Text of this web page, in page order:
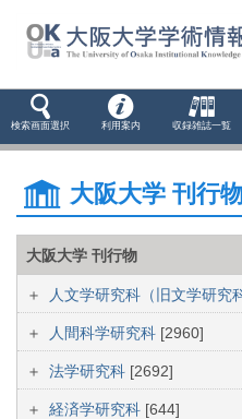
検索画面選択 利用案内 収録雑誌一覧
大阪大学 刊行
大阪大学 刊行物
人文学研究科（旧文学研究
人間科学研究科 [2960]
法学研究科 [2692]
経済学研究科 [644]